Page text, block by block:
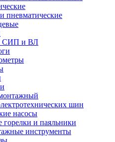
пневматические
СИП и ВЛ
шин
насосы
горелки и паяльники
инструменты